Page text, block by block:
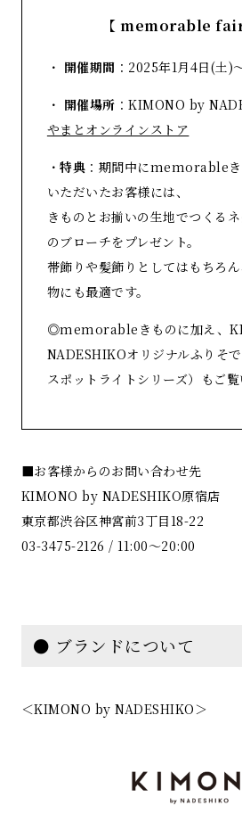
【memorable fair
・ 開催期間 ：2025年1月4日(土)
・ 開催場所 ：KIMONO by
やまとオンラインストア
・特典 ：期間中にmemorableき
いただいたお客様には、
きものとお揃いの生地でつくる
のブローチをプレゼント。
帯飾りや髪飾りとしてはもちろ
物にも最適です。
◎memorableきものに加え、
NADESHIKOオリジナルふりそで
スポットライトシリーズ）もご覧
■お客様からのお問い合わせ先
KIMONO by NADESHIKO原宿店
東京都渋谷区神宮前3丁目18-22
03-3475-2126 / 11:00～20:00
● ブランドについて
＜KIMONO by NADESHIKO＞